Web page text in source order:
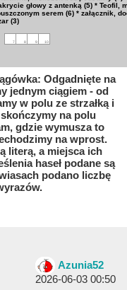
głowy z antenką (5) * Teofil,
serem (6) * załącznik,
(3)
7 8 9 10
Odgadnięte na
jednym ciągiem - od
w polu ze strzałką i
na polu
gdzie wymusza to
na wprost.
literą, a miejsca ich
haseł podane są
podano liczbę
Azunia52
2026-06-03 00:50